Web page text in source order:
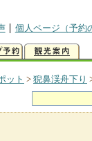
個人ページ（予約
ット > 猊鼻渓舟下り